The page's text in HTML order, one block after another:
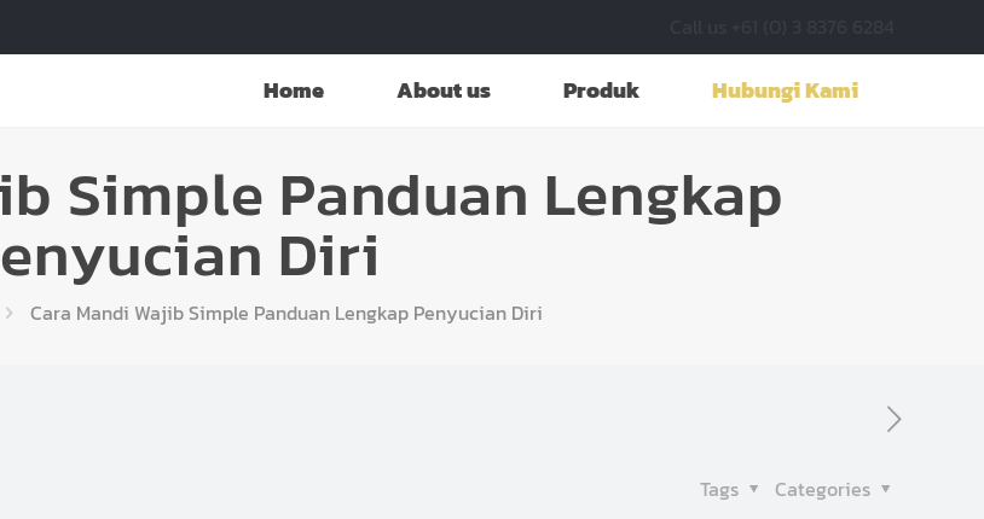
Home About us Produk Hubungi Kami
Simple Panduan Lengkap
Diri
Cara Mandi Wajib Simple Panduan Lengkap Penyucian Diri
Categories
Tags